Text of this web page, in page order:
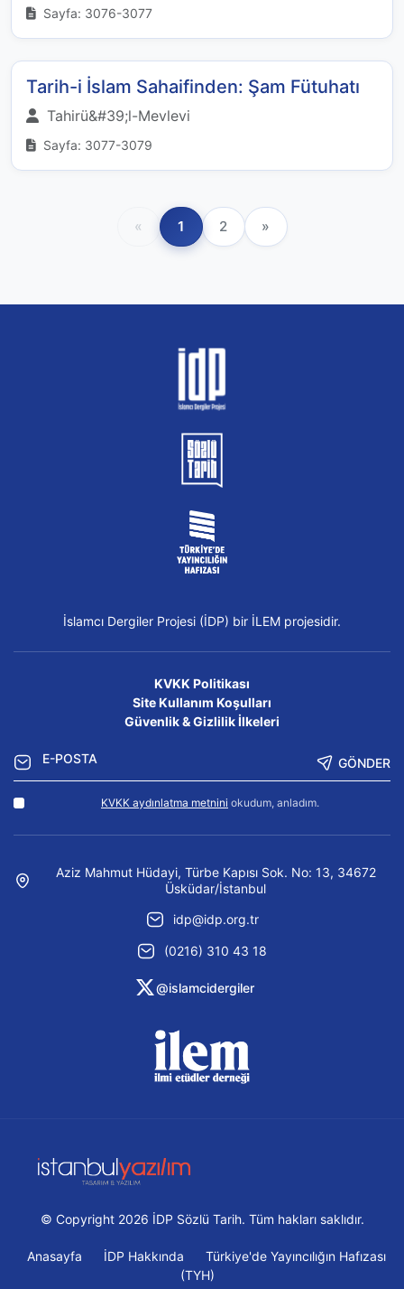
Sayfa: 3076-3077
Tarih-i İslam Sahaifinden: Şam Fütuhatı
Tahirü&#39;l-Mevlevi
Sayfa: 3077-3079
« 1 2 »
İslamcı Dergiler Projesi (İDP) bir İLEM projesidir.
KVKK Politikası
Site Kullanım Koşulları
Güvenlik & Gizlilik İlkeleri
GÖNDER
KVKK aydınlatma metnini okudum, anladım.
Aziz Mahmut Hüdayi, Türbe Kapısı Sok. No: 13, 34672
Üsküdar/İstanbul
idp@idp.org.tr
(0216) 310 43 18
@islamcidergiler
© Copyright 2026 İDP Sözlü Tarih. Tüm hakları saklıdır.
Anasayfa İDP Hakkında
Türkiye'de Yayıncılığın Hafızası
(TYH)